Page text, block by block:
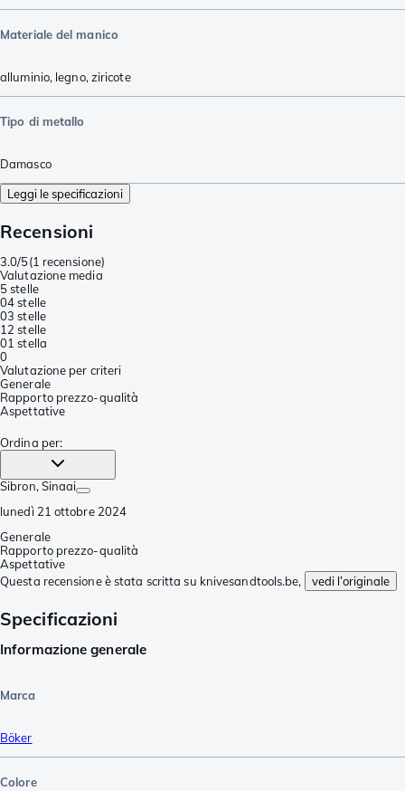
Materiale del manico
alluminio, legno, ziricote
Tipo di metallo
Damasco
Leggi le specificazioni
Recensioni
3.0/5(1 recensione)
Valutazione media
5 stelle
04 stelle
03 stelle
1 2 stelle
01 stella
0
Valutazione per criteri
Generale
Rapporto prezzo-qualità
Aspettative
Ordina per:
Sibron, Sinaai
lunedì 21 ottobre 2024
Generale
Rapporto prezzo-qualità
Aspettative
Questa recensione è stata scritta su knivesandtools.be,
vedi l’originale
Specificazioni
Informazione generale
Marca
Böker
Colore